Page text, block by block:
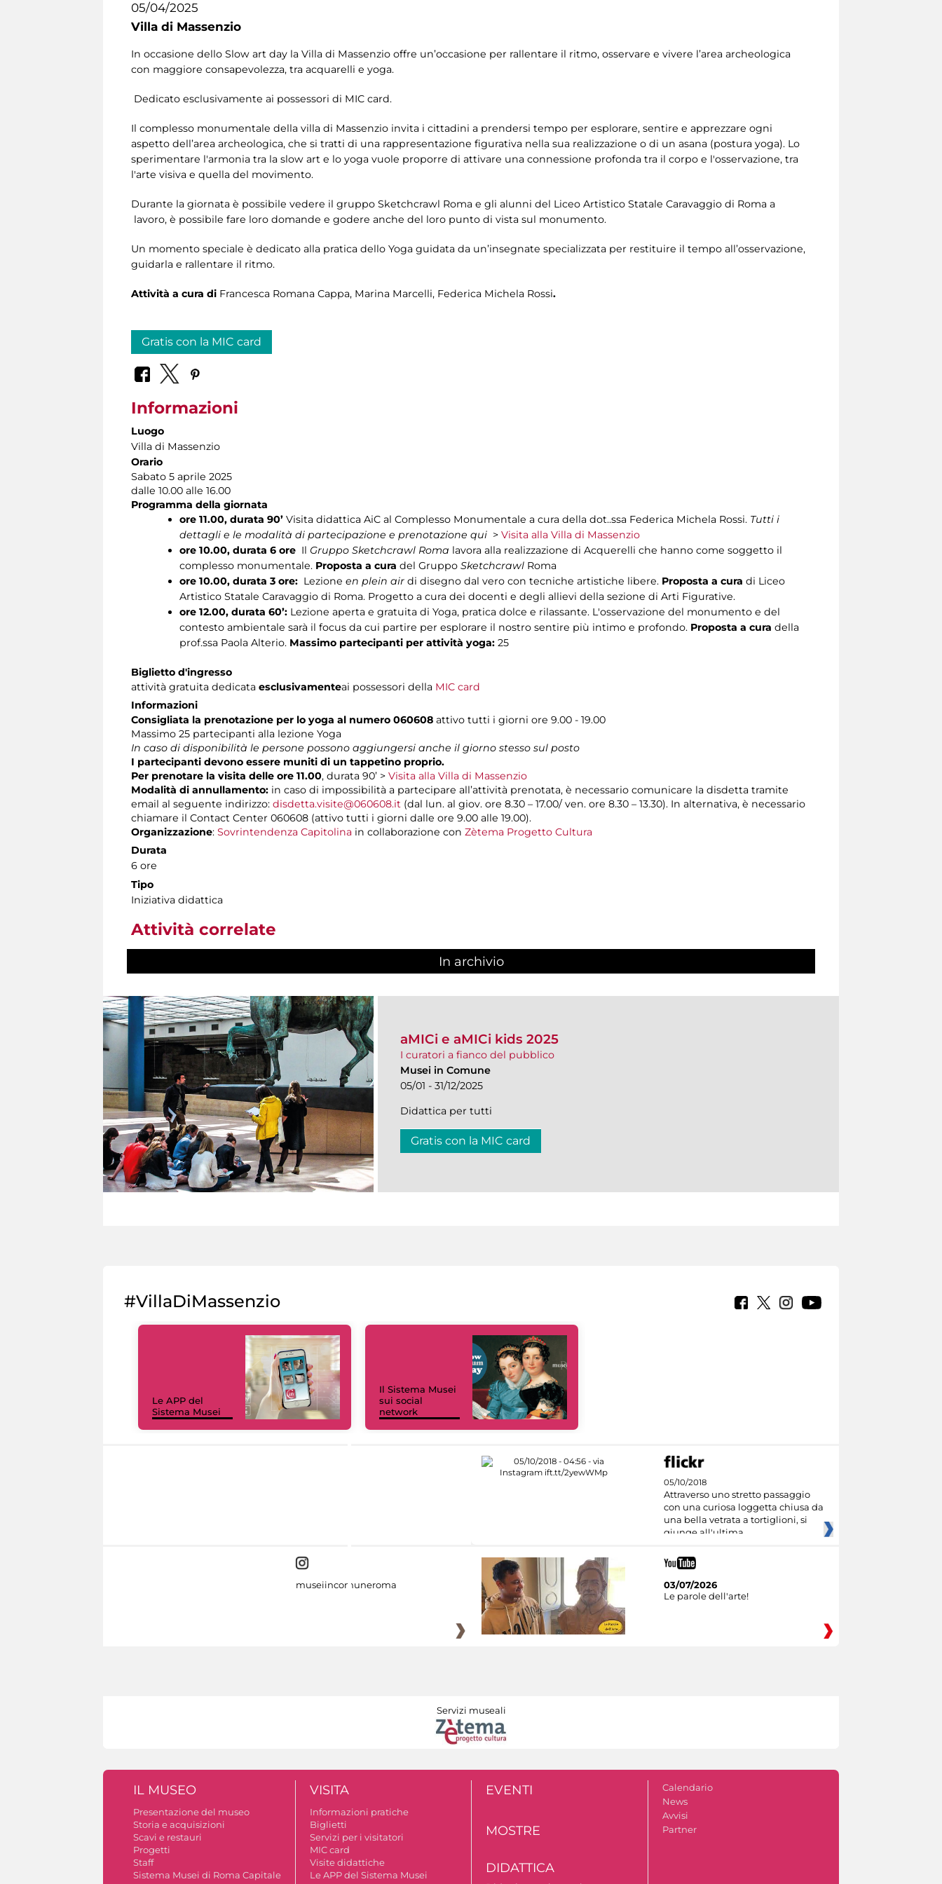
05/04/2025
Villa di Massenzio
In occasione dello Slow art day la Villa di Massenzio offre un’occasione per rallentare il ritmo, osservare e vivere l’area archeologica
con maggiore consapevolezza, tra acquarelli e yoga.
Dedicato esclusivamente ai possessori di MIC card.
Il complesso monumentale della villa di Massenzio invita i cittadini a prendersi tempo per esplorare, sentire e apprezzare ogni
aspetto dell’area archeologica, che si tratti di una rappresentazione figurativa nella sua realizzazione o di un asana (postura yoga). Lo
sperimentare l'armonia tra la slow art e lo yoga vuole proporre di attivare una connessione profonda tra il corpo e l'osservazione, tra
l'arte visiva e quella del movimento.
Durante la giornata è possibile vedere il gruppo Sketchcrawl Roma e gli alunni del Liceo Artistico Statale Caravaggio di Roma a
lavoro, è possibile fare loro domande e godere anche del loro punto di vista sul monumento.
Un momento speciale è dedicato alla pratica dello Yoga guidata da un’insegnate specializzata per restituire il tempo all’osservazione,
guidarla e rallentare il ritmo.
Attività a cura di Francesca Romana Cappa, Marina Marcelli, Federica Michela Rossi.
Gratis con la MIC card
Informazioni
Luogo
Villa di Massenzio
Orario
Sabato 5 aprile 2025
dalle 10.00 alle 16.00
Programma della giornata
ore 11.00, durata 90’ Visita didattica AiC al Complesso Monumentale a cura della dot..ssa Federica Michela Rossi. Tutti i
dettagli e le modalità di partecipazione e prenotazione qui > Visita alla Villa di Massenzio
ore 10.00, durata 6 oreIl Gruppo Sketchcrawl Roma lavora alla realizzazione di Acquerelli che hanno come soggetto il
complesso monumentale. Proposta a cura del Gruppo SketchcrawlRoma
ore 10.00, durata 3 ore:Lezione en plein airdi disegno dal vero con tecniche artistiche libere. Proposta a cura di Liceo
Artistico Statale Caravaggio di Roma. Progetto a cura dei docenti e degli allievi della sezione di Arti Figurative.
ore 12.00, durata 60’: Lezione aperta e gratuita di Yoga, pratica dolce e rilassante. L'osservazione del monumento e del
contesto ambientale sarà il focus da cui partire per esplorare il nostro sentire più intimo e profondo. Proposta a cura della
prof.ssa Paola Alterio. Massimo partecipanti per attività yoga:25
Biglietto d'ingresso
attività gratuita dedicata esclusivamenteai possessori della MIC card
Informazioni
Consigliata la prenotazione per lo yoga al numero 060608 attivo tutti i giorni ore 9.00 - 19.00
Massimo 25 partecipanti alla lezione Yoga
In caso di disponibilità le persone possono aggiungersi anche il giorno stesso sul posto
I partecipanti devono essere muniti di un tappetino proprio.
Per prenotare la visita delle ore 11.00, durata 90’ > Visita alla Villa di Massenzio
Modalità di annullamento: in caso di impossibilità a partecipare all’attività prenotata, è necessario comunicare la disdetta tramite
email al seguente indirizzo: disdetta.visite@060608.it (dal lun. al giov. ore 8.30 – 17.00/ ven. ore 8.30 – 13.30). In alternativa, è necessario
chiamare il Contact Center 060608 (attivo tutti i giorni dalle ore 9.00 alle 19.00).
Organizzazione: Sovrintendenza Capitolina in collaborazione con Zètema Progetto Cultura
Durata
6 ore
Tipo
Iniziativa didattica
Attività correlate
In archivio
aMICi e aMICi kids 2025
I curatori a fianco del pubblico
Musei in Comune
05/01 - 31/12/2025
Didattica per tutti
Gratis con la MIC card
#VillaDiMassenzio
Le APP del
Sistema Musei
Il Sistema Musei
sui social
network
05/10/2018
Attraverso uno stretto passaggio
con una curiosa loggetta chiusa da
una bella vetrata a tortiglioni, si
giunge all'ultima
museiincomuneroma
03/07/2026
Le parole dell'arte!
Servizi museali
IL MUSEO
Presentazione del museo
Storia e acquisizioni
Scavi e restauri
Progetti
Staff
Sistema Musei di Roma Capitale
VISITA
Informazioni pratiche
Biglietti
Servizi per i visitatori
MIC card
Visite didattiche
Le APP del Sistema Musei
EVENTI
MOSTRE
DIDATTICA
Calendario
News
Avvisi
Partner